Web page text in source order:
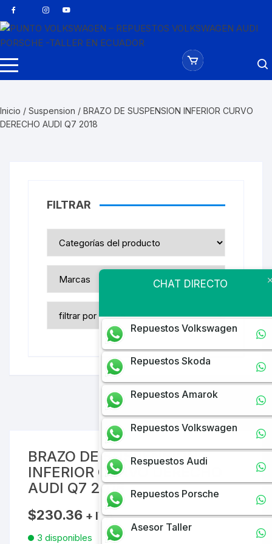
Saltar
al
contenido
Inicio / Suspension / BRAZO DE SUSPENSION INFERIOR CURVO
DERECHO AUDI Q7 2018
BRAZO DE SUSPENSION
INFERIOR CURVO DERECHO
AUDI Q7 2018
$230.36 + IVA
3 disponibles
FILTRAR
CHAT DIRECTO
Repuestos Volkswagen
Repuestos Skoda
Repuestos Amarok
Repuestos Volkswagen
Respuestos Audi
Repuestos Porsche
Asesor Taller